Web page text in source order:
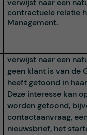
verwijst naar een
contractuele relatie
Management.
verwijst naar een
geen klant is van de
heeft getoond in
Deze interesse kan
worden getoond,
contactaanvraag,
nieuwsbrief, het